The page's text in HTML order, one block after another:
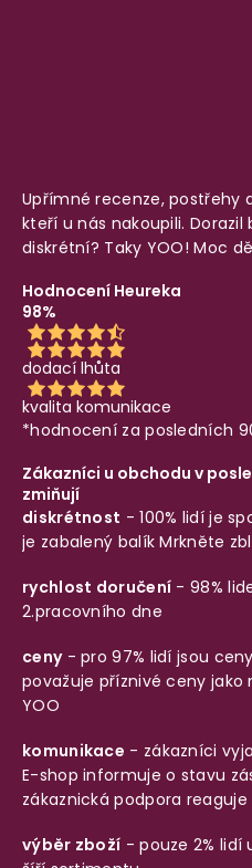
Upřímné recenze, postřehy
kteří u nás nakoupili. Dorazil
diskrétní? Taky YOO! Moc
Hodnocení Heureka
98%
dodací lhůta
kvalita komunikace
*hodnocení za posledních
Zákazníci u obchodu v
zmiňují
diskrétnost - 100% lidí je
je zabalený balíkMrkněte
rychlost doručení - 98%
2.pracovního dne
ceny- pro 97% lidí jsou
považuje příznivé ceny
YOO
komunikace - zákazníci
E-shop informuje o stavu
zákaznická podpora
výběr zboží - pouze 2% lidí